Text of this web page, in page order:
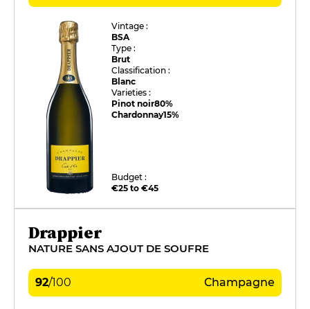
Vintage :
BSA
Type :
Brut
Classification :
Blanc
Varieties :
Pinot noir80%
Chardonnay15%
Budget :
€25 to €45
Drappier
NATURE SANS AJOUT DE SOUFRE
92/100 Champagne